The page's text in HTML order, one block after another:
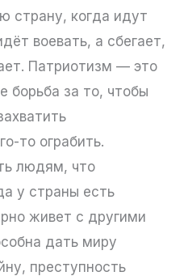
страну, когда идут
воевать, а сбегает,
Патриотизм — это
борьба за то, чтобы
то ограбить.
людям, что
у страны есть
живет с другими
дать миру
преступность